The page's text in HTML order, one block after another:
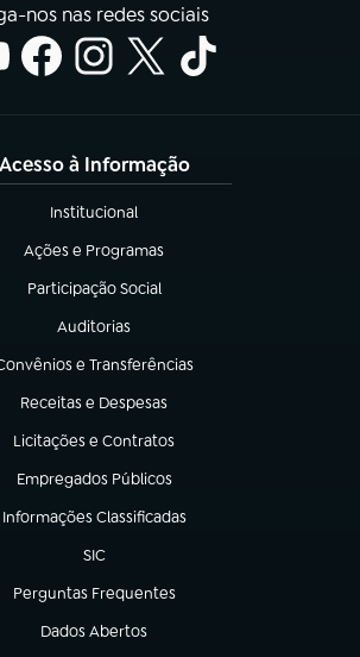
nos nas redes sociais
Acesso à Informação
Institucional
(abre em nova aba)
Ações e Programas
(abre em nova aba)
Participação Social
(abre em nova aba)
Auditorias
(abre em nova aba)
e Transferências
em nova aba)
Receitas e Despesas
(abre em nova aba)
Licitações e Contratos
(abre em nova aba)
Empregados Públicos
(abre em nova aba)
Informações Classificadas
(abre em nova aba)
SIC
(abre em nova aba)
Perguntas Frequentes
(abre em nova aba)
Dados Abertos
(abre em nova aba)